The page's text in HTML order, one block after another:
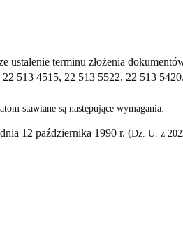
ustalenie terminu złożenia
513 4515, 22 513 5522, 22 513 5420.
stawiane są następujące wymagania:
12 października 1990 r. (Dz. U. z